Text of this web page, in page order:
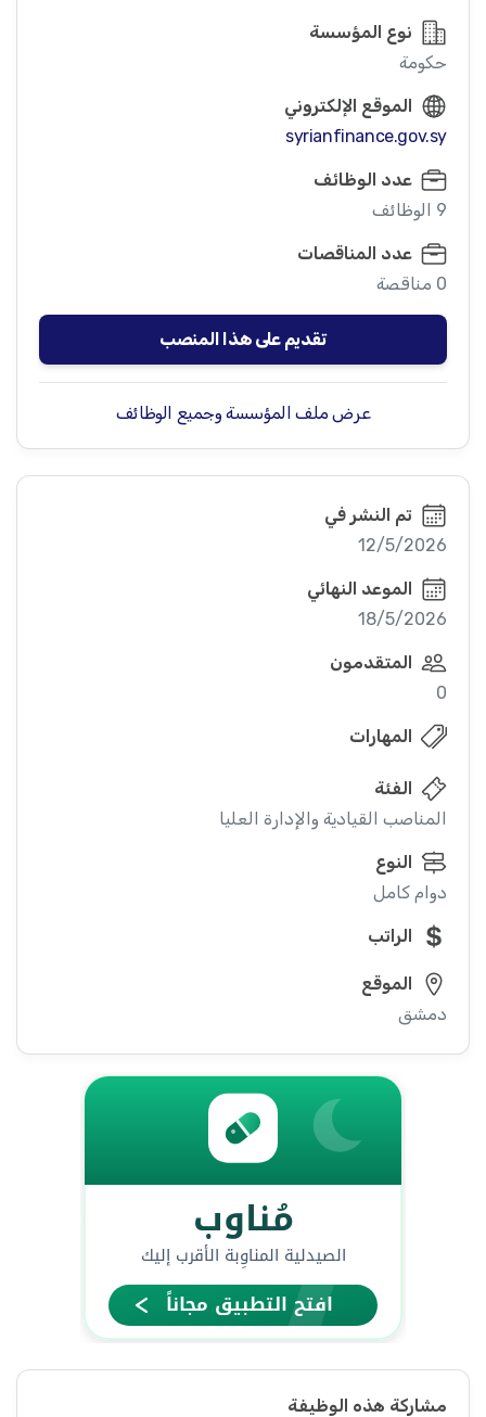
نوع المؤسسة
حكومة
الموقع الإلكتروني
syrianfinance.gov.sy
عدد الوظائف
9 الوظائف
عدد المناقصات
0 مناقصة
تقديم على هذا المنصب
عرض ملف المؤسسة وجميع الوظائف
تم النشر في
12/5/2026
الموعد النهائي
18/5/2026
المتقدمون
0
المهارات
الفئة
المناصب القيادية والإدارة العليا
النوع
دوام كامل
الراتب
الموقع
دمشق
مشاركة هذه الوظيفة